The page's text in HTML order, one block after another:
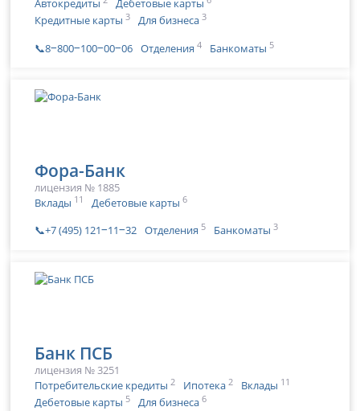
Автокредиты Дебетовые карты
Кредитные карты 3 Для бизнеса 3
📞8‒800‒100‒00‒06 Отделения 4 Банкоматы 5
Фора-Банк
лицензия № 1885
Вклады 11 Дебетовые карты 6
📞+7 (495) 121‒11‒32 Отделения 5 Банкоматы 3
Банк ПСБ
лицензия № 3251
Потребительские кредиты 2 Ипотека 2 Вклады 11
Дебетовые карты 5 Для бизнеса 6